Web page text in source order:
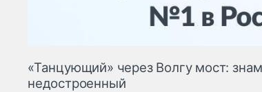
«Танцующий» через Волгу мост:
недостроенный